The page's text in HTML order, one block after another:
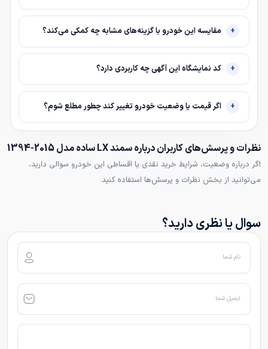
مقایسه این خودرو با گزینه‌های مشابه چه کمکی می‌کند؟
کد نمایشگاه این آگهی چه کاربردی دارد؟
اگر قیمت یا وضعیت خودرو تغییر کند چطور مطلع شوم؟
نظرات و پرسش‌های کاربران درباره سمند LX ساده مدل 2015-1394
اگر درباره وضعیت، شرایط خرید نقدی یا اقساطی این خودرو سوالی دارید،
می‌توانید از بخش نظرات و پرسش‌ها استفاده کنید.
سوال یا نظری دارید؟
نام شما
ایمیل شما